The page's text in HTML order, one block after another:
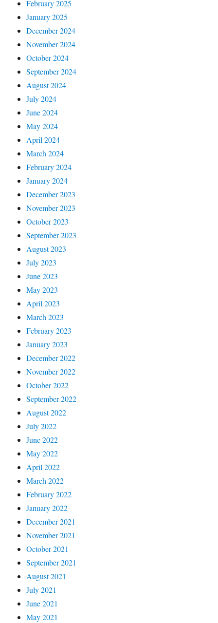
February 2025
January 2025
December 2024
November 2024
October 2024
September 2024
August 2024
July 2024
June 2024
May 2024
April 2024
March 2024
February 2024
January 2024
December 2023
November 2023
October 2023
September 2023
August 2023
July 2023
June 2023
May 2023
April 2023
March 2023
February 2023
January 2023
December 2022
November 2022
October 2022
September 2022
August 2022
July 2022
June 2022
May 2022
April 2022
March 2022
February 2022
January 2022
December 2021
November 2021
October 2021
September 2021
August 2021
July 2021
June 2021
May 2021